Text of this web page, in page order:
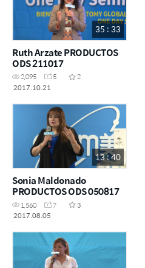
35 : 33
Ruth Arzate PRODUCTOS
ODS 211017
2,095 5
2
2017.10.21
13 : 40
Sonia Maldonado
PRODUCTOS ODS 050817
1,560 7
3
2017.08.05